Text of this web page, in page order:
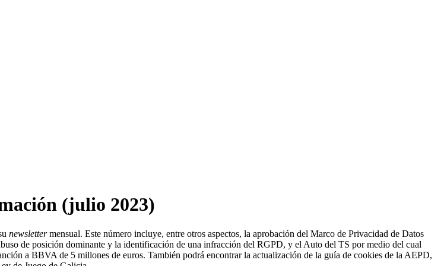
(julio 2023)
newslettermensual. Este número incluye, entre otros aspectos, la aprobación del Marco de Privacidad de Datos
de posición dominante y la identificación de una infracción del RGPD, y el Auto del TS por medio del cual
a BBVA de 5 millones de euros. También podrá encontrar la actualización de la guía de cookies de la AEPD,